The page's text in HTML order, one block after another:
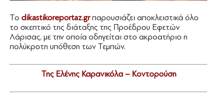
Το dikastikoreportaz.gr παρουσιάζει αποκλειστικά όλο
το σκεπτικό της διάταξης της Προέδρου Εφετών
Λάρισας, με την οποία οδηγείται στο ακροατήριο η
πολύκροτη υπόθεση των Τεμπών.
Της Ελένης Καρανικόλα – Κοντορούση